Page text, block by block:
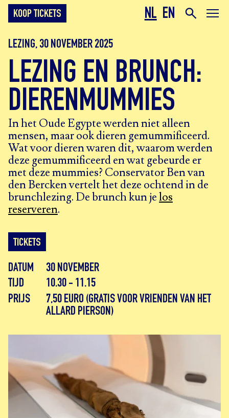
NL EN
KOOP TICKETS
LEZING, 30 NOVEMBER 2025
LEZING EN BRUNCH:
DIERENMUMMIES
In het Oude Egypte werden niet alleen
mensen, maar ook dieren gemummificeerd.
Wat voor dieren waren dit, waarom werden
deze gemummificeerd en wat gebeurde er
met deze mummies? Conservator Ben van
den Bercken vertelt het deze ochtend in de
brunchlezing. De brunch kun jelos
reserveren.
TICKETS
DATUM
30 NOVEMBER
TIJD
10.30 - 11.15
PRIJS
7,50 EURO (GRATIS VOOR VRIENDEN VAN HET
ALLARD PIERSON)